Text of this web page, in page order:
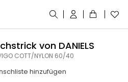
von DANIELS
COTT/NYLON 60/40
hinzufügen